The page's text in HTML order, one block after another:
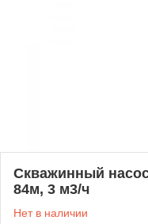
Скважинный
84м, 3 м3/ч
Нет в наличии